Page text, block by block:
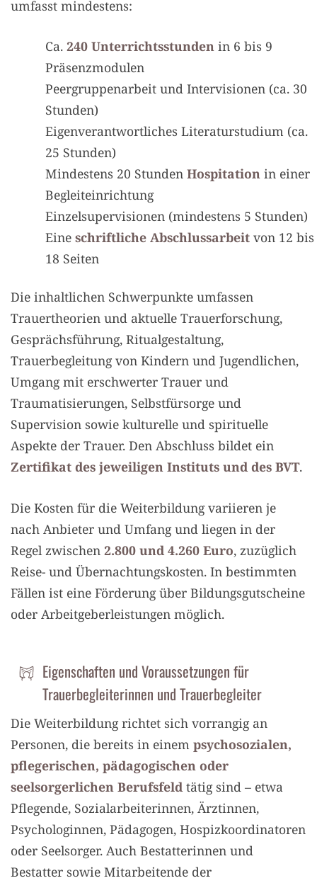
umfasst mindestens:
Ca. 240 Unterrichtsstunden in 6 bis 9
Präsenzmodulen
Peergruppenarbeit und Intervisionen (ca. 30
Stunden)
Eigenverantwortliches Literaturstudium (ca.
25 Stunden)
Mindestens 20 Stunden Hospitation in einer
Begleiteinrichtung
Einzelsupervisionen (mindestens 5 Stunden)
Eine schriftliche Abschlussarbeit von 12 bis
18 Seiten
Die inhaltlichen Schwerpunkte umfassen
Trauertheorien und aktuelle Trauerforschung,
Gesprächsführung, Ritualgestaltung,
Trauerbegleitung von Kindern und Jugendlichen,
Umgang mit erschwerter Trauer und
Traumatisierungen, Selbstfürsorge und
Supervision sowie kulturelle und spirituelle
Aspekte der Trauer. Den Abschluss bildet ein
Zertifikat des jeweiligen Instituts und des BVT.
Die Kosten für die Weiterbildung variieren je
nach Anbieter und Umfang und liegen in der
Regel zwischen 2.800 und 4.260 Euro, zuzüglich
Reise- und Übernachtungskosten. In bestimmten
Fällen ist eine Förderung über Bildungsgutscheine
oder Arbeitgeberleistungen möglich.
Eigenschaften und Voraussetzungen für
Trauerbegleiterinnen und Trauerbegleiter
Die Weiterbildung richtet sich vorrangig an
Personen, die bereits in einem psychosozialen,
pflegerischen, pädagogischen oder
seelsorgerlichen Berufsfeld tätig sind – etwa
Pflegende, Sozialarbeiterinnen, Ärztinnen,
Psychologinnen, Pädagogen, Hospizkoordinatoren
oder Seelsorger. Auch Bestatterinnen und
Bestatter sowie Mitarbeitende der